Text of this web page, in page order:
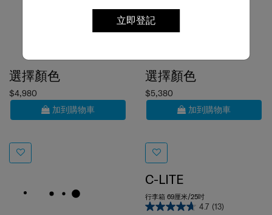
立即登記
選擇顏色
$4,980
加到購物車
選擇顏色
$5,380
加到購物車
C-LITE
行李箱 69厘米/25吋
4.7